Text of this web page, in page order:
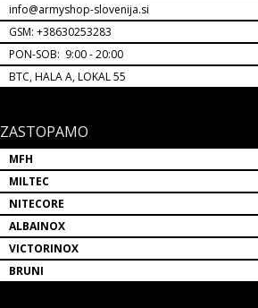
info@armyshop-slovenija.si
GSM: +38630253283
PON-SOB: 9:00 - 20:00
BTC, HALA A, LOKAL 55
ZASTOPAMO
MFH
MILTEC
NITECORE
ALBAINOX
VICTORINOX
BRUNI